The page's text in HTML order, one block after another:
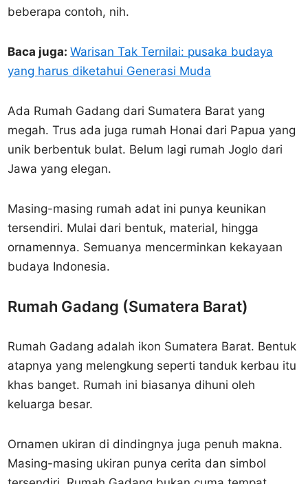
beberapa contoh, nih.
Baca juga:Warisan Tak Ternilai: pusaka budaya
yang harus diketahui Generasi Muda
Ada Rumah Gadang dari Sumatera Barat yang
megah. Trus ada juga rumah Honai dari Papua yang
unik berbentuk bulat. Belum lagi rumah Joglo dari
Jawa yang elegan.
Masing-masing rumah adat ini punya keunikan
tersendiri. Mulai dari bentuk, material, hingga
ornamennya. Semuanya mencerminkan kekayaan
budaya Indonesia.
Rumah Gadang (Sumatera Barat)
Rumah Gadang adalah ikon Sumatera Barat. Bentuk
atapnya yang melengkung seperti tanduk kerbau itu
khas banget. Rumah ini biasanya dihuni oleh
keluarga besar.
Ornamen ukiran di dindingnya juga penuh makna.
Masing-masing ukiran punya cerita dan simbol